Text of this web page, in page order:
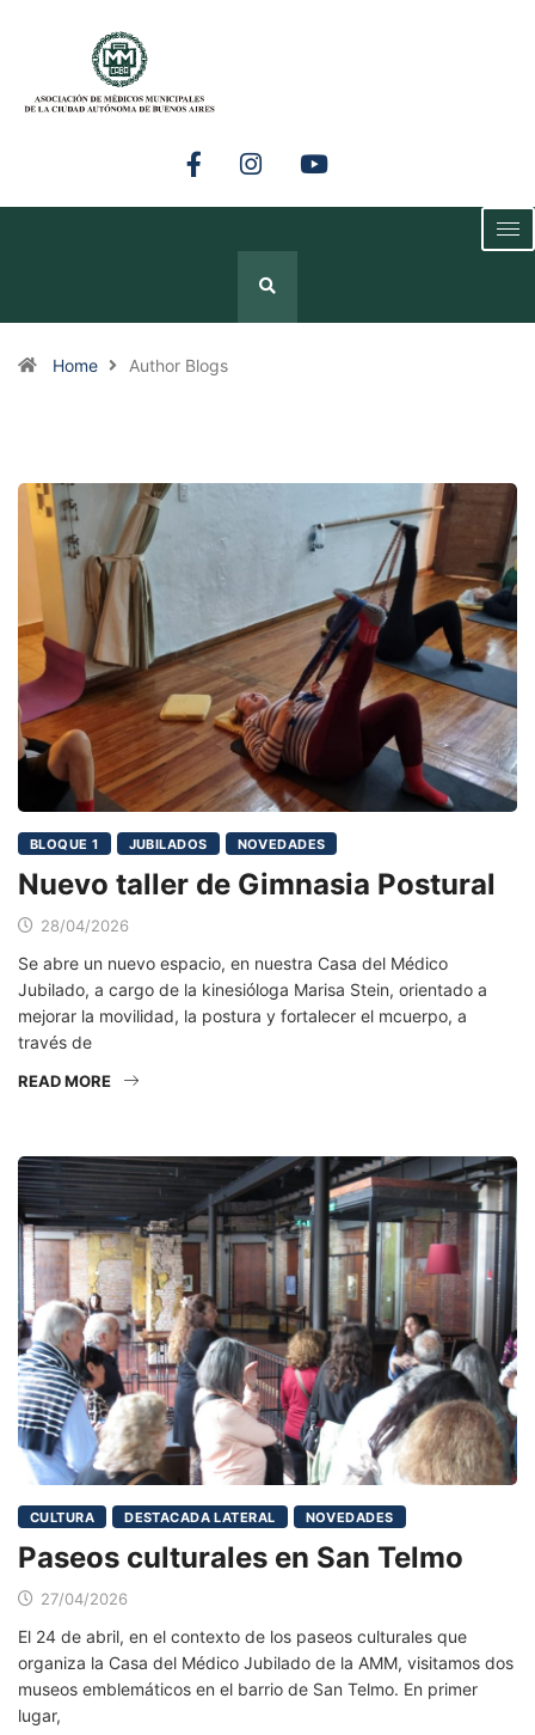
Home Author Blogs
BLOQUE 1 JUBILADOS NOVEDADES
Nuevo taller de Gimnasia Postural
28/04/2026
Se abre un nuevo espacio, en nuestra Casa del Médico
Jubilado, a cargo de la kinesióloga Marisa Stein, orientado a
mejorar la movilidad, la postura y fortalecer el mcuerpo, a
través de
READ MORE
CULTURA DESTACADA LATERAL NOVEDADES
Paseos culturales en San Telmo
27/04/2026
El 24 de abril, en el contexto de los paseos culturales que
organiza la Casa del Médico Jubilado de la AMM, visitamos dos
museos emblemáticos en el barrio de San Telmo. En primer
lugar,